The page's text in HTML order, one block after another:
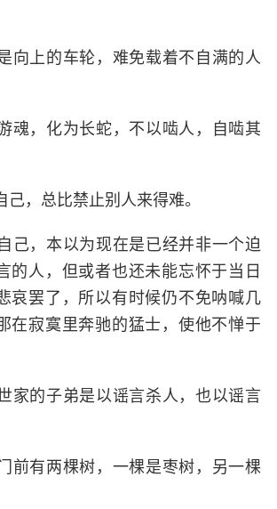
上的车轮，难免载着不自满的人
，化为长蛇，不以啮人，自啮其
，总比禁止别人来得难。
，本以为现在是已经并非一个迫
的人，但或者也还未能忘怀于当日
哀罢了，所以有时候仍不免呐喊几
在寂寞里奔驰的猛士，使他不惮于
的子弟是以谣言杀人，也以谣言
有两棵树，一棵是枣树，另一棵